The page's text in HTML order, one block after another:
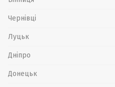
Чернівці
Луцьк
Дніпро
Донецьк